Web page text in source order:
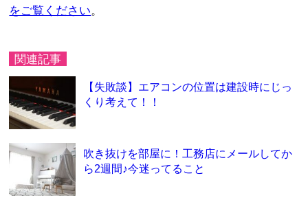
をご覧ください。
関連記事
【失敗談】エアコンの位置は建設時にじっ
くり考えて！！
吹き抜けを部屋に！工務店にメールしてか
ら2週間♪今迷ってること